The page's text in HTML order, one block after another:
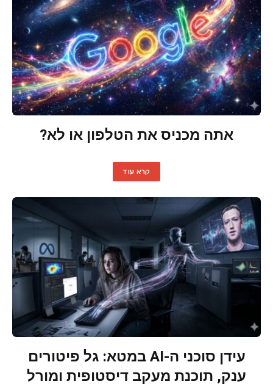
אתה מכניס את הטלפון או לא?
קרא עוד
עידן סוכני ה-AI במטא: גל פיטורים
ענק, תוכנת מעקב דיסטופית ומורל